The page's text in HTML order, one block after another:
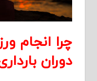
چرا انجام
دوران